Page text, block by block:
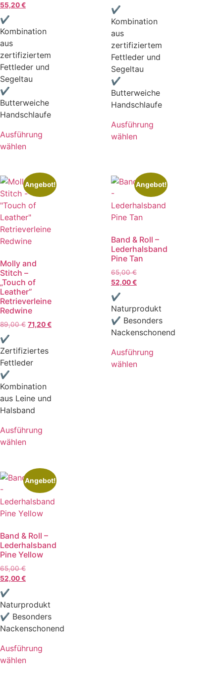
55,20€
✔
Kombination
aus
zertifiziertem
Fettleder und
Segeltau
✔
Butterweiche
Handschlaufe
Ausführung
wählen
✔
Kombination
aus
zertifiziertem
Fettleder und
Segeltau
✔
Butterweiche
Handschlaufe
Ausführung
wählen
Angebot!
Molly and
Stitch –
„Touch of
Leather“
Retrieverleine
Redwine
89,00€ 71,20€
✔
Zertifiziertes
Fettleder
✔
Kombination
aus Leine und
Halsband
Ausführung
wählen
Angebot!
Band & Roll –
Lederhalsband
Pine Tan
65,00€
52,00€
✔
Naturprodukt
✔ Besonders
Nackenschonend
Ausführung
wählen
Angebot!
Band & Roll –
Lederhalsband
Pine Yellow
65,00€
52,00€
✔
Naturprodukt
✔ Besonders
Nackenschonend
Ausführung
wählen